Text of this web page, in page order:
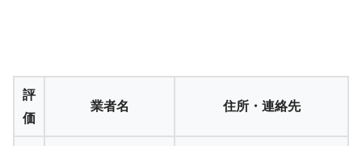
評
価
業者名 住所・連絡先